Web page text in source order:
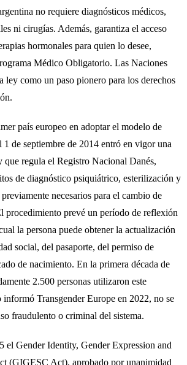
no requiere diagnósticos médicos,
ni cirugías. Además, garantiza el acceso
hormonales para quien lo desee,
Médico Obligatorio. Las Naciones
ley como un paso pionero para los derechos
país europeo en adoptar el modelo de
de septiembre de 2014 entró en vigor una
regula el Registro Nacional Danés,
de diagnóstico psiquiátrico, esterilización y
necesarios para el cambio de
procedimiento prevé un período de reflexión
la persona puede obtener la actualización
social, del pasaporte, del permiso de
de nacimiento. En la primera década de
2.500 personas utilizaron este
Transgender Europe en 2022, no se
fraudulento o criminal del sistema.
el Gender Identity, Gender Expression and
(GIGESC Act), aprobado por unanimidad